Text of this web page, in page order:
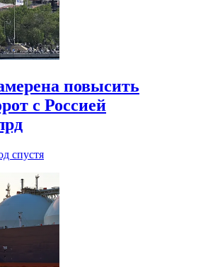
повысить
с Россией
спустя